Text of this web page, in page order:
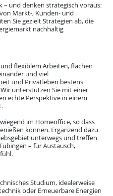
– und denken strategisch voraus:
Markt-, Kunden- und
Sie gezielt Strategien ab, die
nachhaltig
flexiblem Arbeiten, flachen
und viel
und Privatleben bestens
unterstützen Sie mit einer
echte Perspektive in einem
im Homeoffice, so dass
können. Ergänzend dazu
unterwegs und treffen
– für Austausch,
Studium, idealerweise
oder Erneuerbare Energien